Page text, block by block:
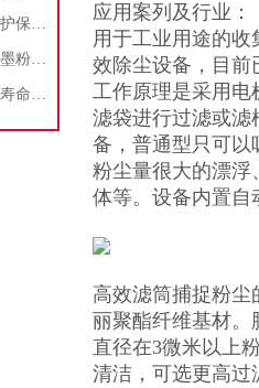
对于三相大功率吸尘器的维护保养，你了解多少
避免过度投资：如何确定石墨粉尘除尘器的合理价格区间
三相大功率吸尘器延长使用寿命的建议
应用案列及行业：
用于工业用途的
效除尘设备，目前
工作原理是采用电
滤袋进行过滤或滤
备，普通型只可以
粉尘量很大的漂浮
体等。设备内置自
高效滤筒捕捉粉尘
丽聚酯纤维基材。
直径在3微米以上
清洁，可选更高过